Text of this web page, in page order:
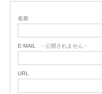
名前
E-MAIL - 公開されません -
URL